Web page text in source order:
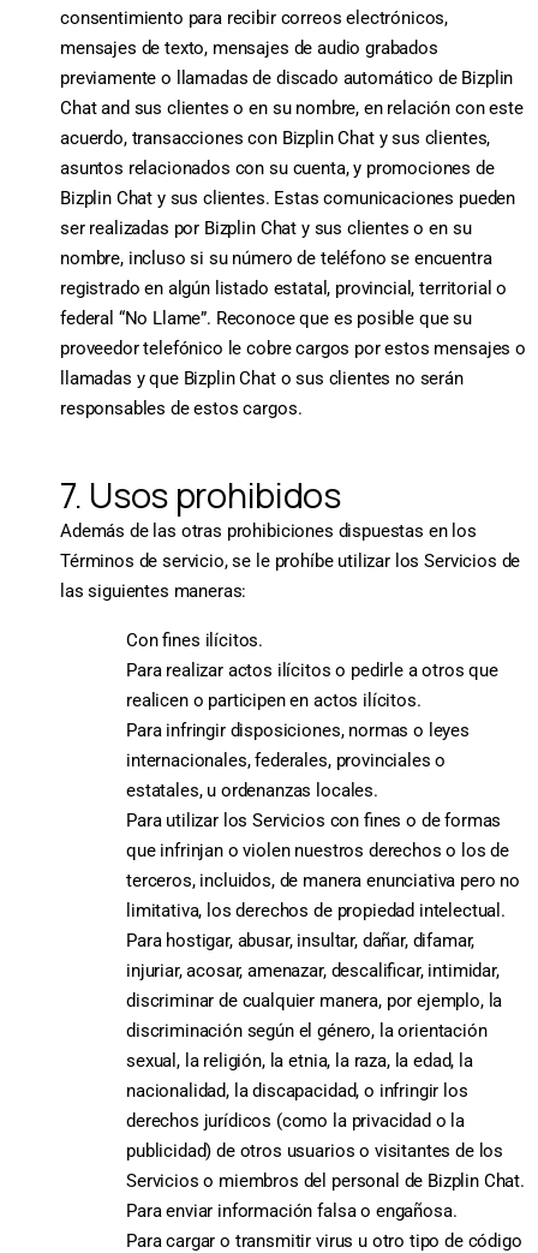
consentimiento para recibir correos electrónicos,
mensajes de texto, mensajes de audio grabados
previamente o llamadas de discado automático de Bizplin
Chat and sus clientes o en su nombre, en relación con este
acuerdo, transacciones con Bizplin Chat y sus clientes,
asuntos relacionados con su cuenta, y promociones de
Bizplin Chat y sus clientes. Estas comunicaciones pueden
ser realizadas por Bizplin Chat y sus clientes o en su
nombre, incluso si su número de teléfono se encuentra
registrado en algún listado estatal, provincial, territorial o
federal “No Llame”. Reconoce que es posible que su
proveedor telefónico le cobre cargos por estos mensajes o
llamadas y que Bizplin Chat o sus clientes no serán
responsables de estos cargos.
7. Usos prohibidos
Además de las otras prohibiciones dispuestas en los
Términos de servicio, se le prohíbe utilizar los Servicios de
las siguientes maneras:
Con fines ilícitos.
Para realizar actos ilícitos o pedirle a otros que
realicen o participen en actos ilícitos.
Para infringir disposiciones, normas o leyes
internacionales, federales, provinciales o
estatales, u ordenanzas locales.
Para utilizar los Servicios con fines o de formas
que infrinjan o violen nuestros derechos o los de
terceros, incluidos, de manera enunciativa pero no
limitativa, los derechos de propiedad intelectual.
Para hostigar, abusar, insultar, dañar, difamar,
injuriar, acosar, amenazar, descalificar, intimidar,
discriminar de cualquier manera, por ejemplo, la
discriminación según el género, la orientación
sexual, la religión, la etnia, la raza, la edad, la
nacionalidad, la discapacidad, o infringir los
derechos jurídicos (como la privacidad o la
publicidad) de otros usuarios o visitantes de los
Servicios o miembros del personal de Bizplin Chat.
Para enviar información falsa o engañosa.
Para cargar o transmitir virus u otro tipo de código